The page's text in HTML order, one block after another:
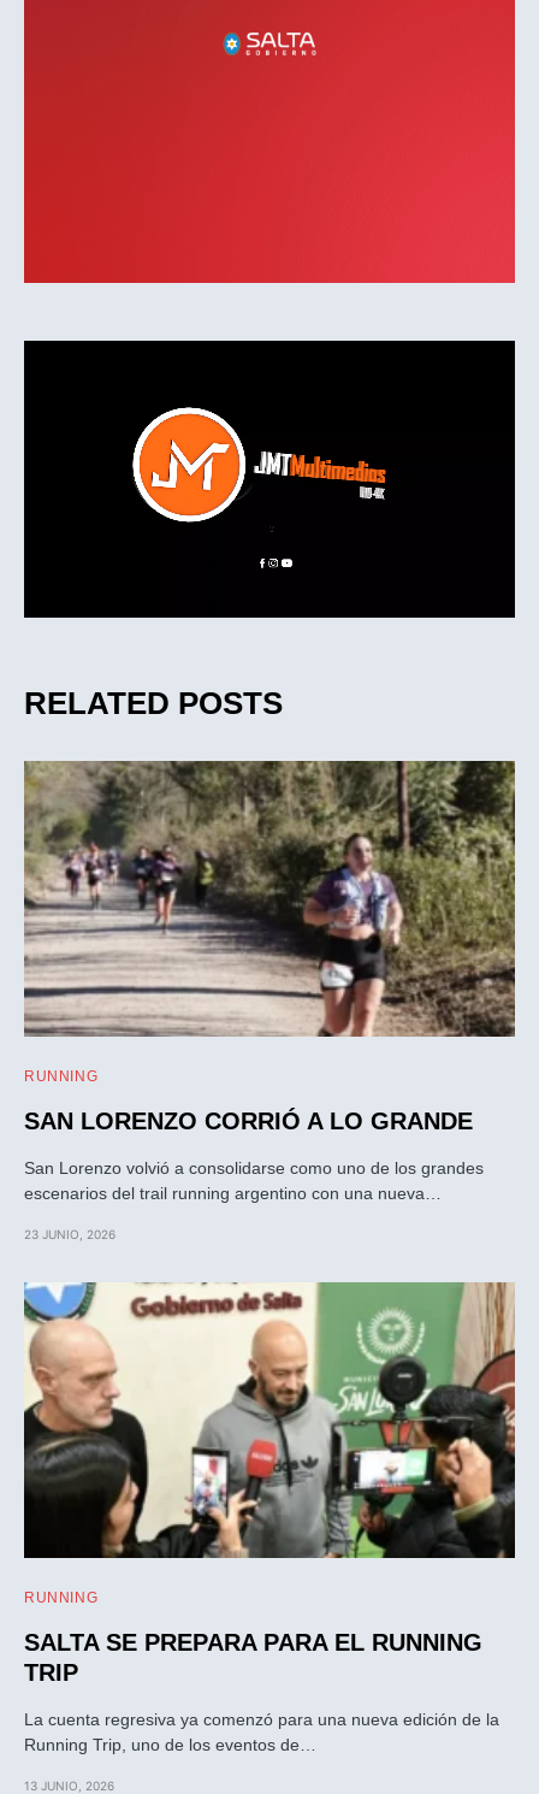
RELATED POSTS
RUNNING
SAN LORENZO CORRIÓ A LO GRANDE
San Lorenzo volvió a consolidarse como uno de los grandes
escenarios del trail running argentino con una nueva…
23 JUNIO, 2026
RUNNING
SALTA SE PREPARA PARA EL RUNNING
TRIP
La cuenta regresiva ya comenzó para una nueva edición de la
Running Trip, uno de los eventos de…
13 JUNIO, 2026